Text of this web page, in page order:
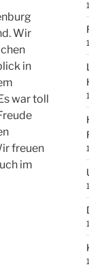
Wir
in
war toll
freuen
im